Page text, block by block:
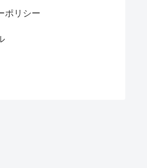
ポリシー